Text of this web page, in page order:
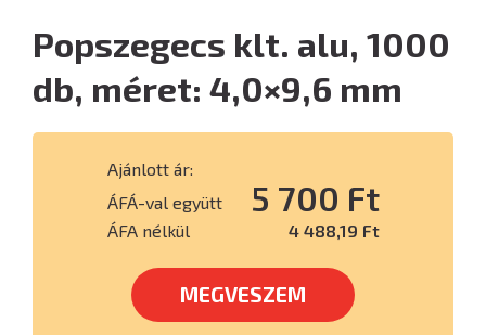
Popszegecs klt. alu, 1000
db, méret: 4,0×9,6 mm
Ajánlott ár:
ÁFÁ-val együtt
5 700 Ft
ÁFA nélkül 4 488,19 Ft
MEGVESZEM